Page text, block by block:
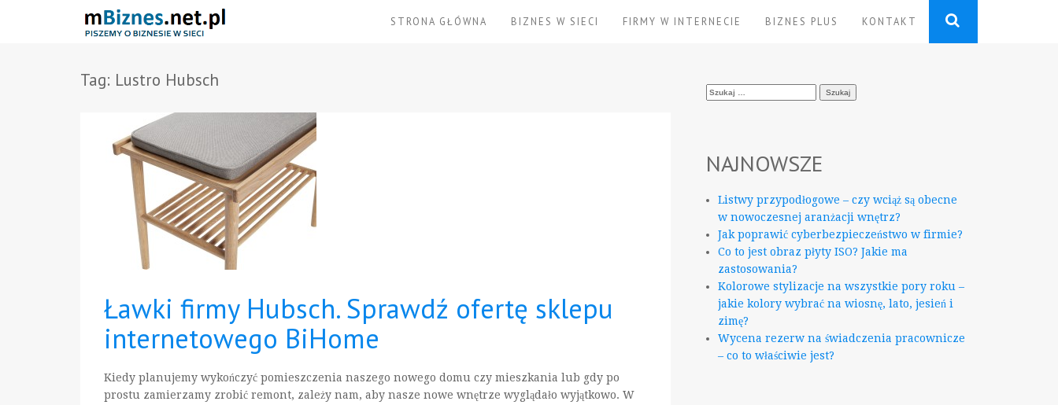
STRONA GŁÓWNA BIZNES W SIECI FIRMY W INTERNECIE BIZNES PLUS KONTAKT
Tag: Lustro Hubsch
Ławki firmy Hubsch. Sprawdź ofertę sklepu
internetowego BiHome
Kiedy planujemy wykończyć pomieszczenia naszego nowego domu czy mieszkania lub gdy po
prostu zamierzamy zrobić remont, zależy nam, aby nasze nowe wnętrze wyglądało wyjątkowo. W
Szukaj:
NAJNOWSZE
Listwy przypodłogowe – czy wciąż są obecne
w nowoczesnej aranżacji wnętrz?
Jak poprawić cyberbezpieczeństwo w firmie?
Co to jest obraz płyty ISO? Jakie ma
zastosowania?
Kolorowe stylizacje na wszystkie pory roku –
jakie kolory wybrać na wiosnę, lato, jesień i
zimę?
Wycena rezerw na świadczenia pracownicze
– co to właściwie jest?